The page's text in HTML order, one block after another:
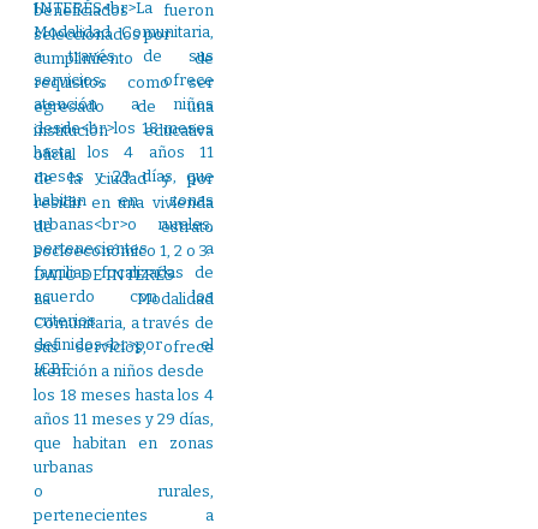
beneficiados fueron
seleccionados por
cumplimiento de
requisitos como ser
egresado de una
institución educativa
oficial
de la ciudad y por
residir en una vivienda
de estrato
socioeconómico 1, 2 o 3.
DATO DE INTERÉS
La Modalidad
Comunitaria, a través de
sus servicios, ofrece
atención a niños desde
los 18 meses hasta los 4
años 11 meses y 29 días,
que habitan en zonas
urbanas
o rurales,
pertenecientes a